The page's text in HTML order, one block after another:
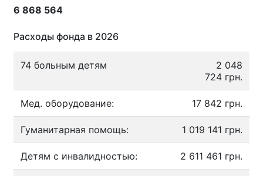
6 868 564
Расходы фонда в 2026
74 больным детям
2 048
724 грн.
Мед. оборудование: 17 842 грн.
Гуманитарная помощь: 1 019 141 грн.
Детям с инвалидностью: 2 611 461 грн.